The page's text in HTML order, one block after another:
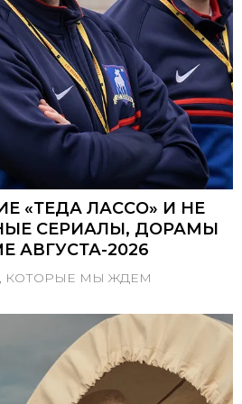
«ТЕДА ЛАССО» И НЕ
СЕРИАЛЫ, ДОРАМЫ
АВГУСТА-2026
КОТОРЫЕ МЫ ЖДЕМ